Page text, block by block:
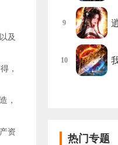
及
，
，
资
9
10
热门专题